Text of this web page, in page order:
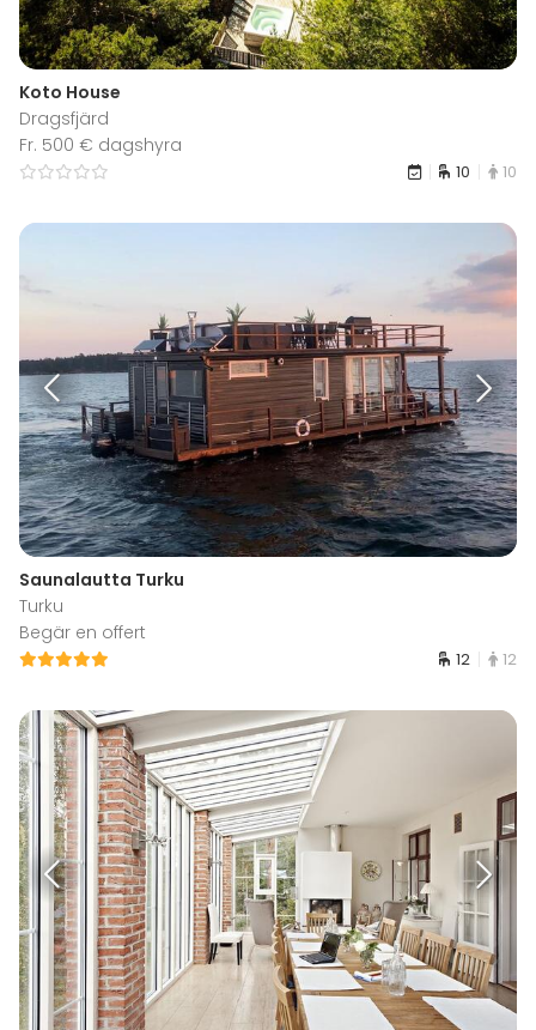
Koto House
Dragsfjärd
Fr. 500 € dagshyra
10 10
Saunalautta Turku
Turku
Begär en offert
12 12